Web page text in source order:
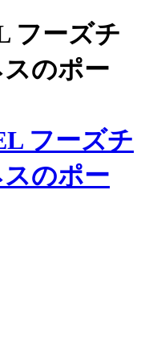
フーズチ
のポー